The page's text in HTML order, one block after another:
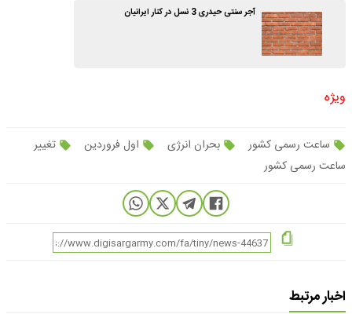
آجر سنتی حیدری 3 نسل در کنار ایرانیان
ویژه
ساعت رسمی کشور بحران انرژی اول فروردین
تغییر
ساعت رسمی کشور
اخبار مرتبط